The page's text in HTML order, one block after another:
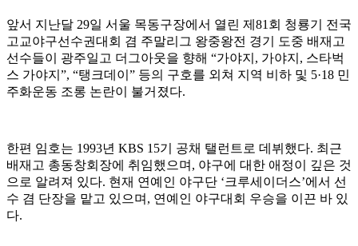
앞서 지난달 29일 서울 목동구장에서 열린 제81회 청룡기 전국
고교야구선수권대회 겸 주말리그 왕중왕전 경기 도중 배재고
선수들이 광주일고 더그아웃을 향해 “가야지, 가야지, 스타벅
스 가야지”, “탱크데이” 등의 구호를 외쳐 지역 비하 및 5·18 민
주화운동 조롱 논란이 불거졌다.
한편 임호는 1993년 KBS 15기 공채 탤런트로 데뷔했다. 최근
배재고 총동창회장에 취임했으며, 야구에 대한 애정이 깊은 것
으로 알려져 있다. 현재 연예인 야구단 ‘크루세이더스’에서 선
수 겸 단장을 맡고 있으며, 연예인 야구대회 우승을 이끈 바 있
다.